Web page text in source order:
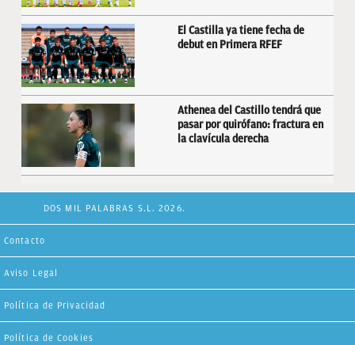
El Castilla ya tiene fecha de
debut en Primera RFEF
Athenea del Castillo tendrá que
pasar por quirófano: fractura en
la clavícula derecha
DOS MIL PALABRAS S.L. 2026.
Contacto
Aviso Legal
Política de Privacidad
Política de Cookies